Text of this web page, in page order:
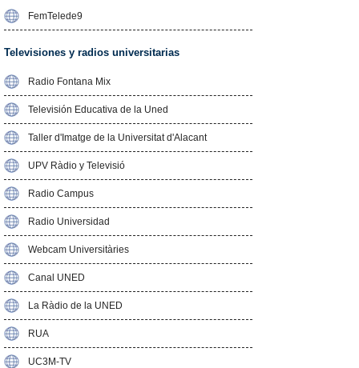
FemTelede9
Televisiones y radios universitarias
Radio Fontana Mix
Televisión Educativa de la Uned
Taller d'Imatge de la Universitat d'Alacant
UPV Ràdio y Televisió
Radio Campus
Radio Universidad
Webcam Universitàries
Canal UNED
La Ràdio de la UNED
RUA
UC3M-TV